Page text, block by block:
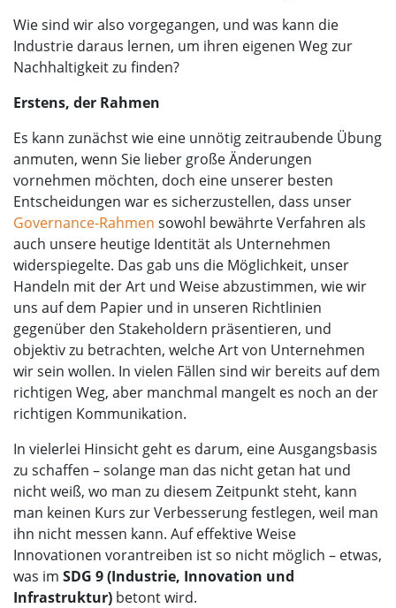
Wie sind wir also vorgegangen, und was kann die
Industrie daraus lernen, um ihren eigenen Weg zur
Nachhaltigkeit zu finden?
Erstens, der Rahmen
Es kann zunächst wie eine unnötig zeitraubende Übung
anmuten, wenn Sie lieber große Änderungen
vornehmen möchten, doch eine unserer besten
Entscheidungen war es sicherzustellen, dass unser
Governance-Rahmen sowohl bewährte Verfahren als
auch unsere heutige Identität als Unternehmen
widerspiegelte. Das gab uns die Möglichkeit, unser
Handeln mit der Art und Weise abzustimmen, wie wir
uns auf dem Papier und in unseren Richtlinien
gegenüber den Stakeholdern präsentieren, und
objektiv zu betrachten, welche Art von Unternehmen
wir sein wollen. In vielen Fällen sind wir bereits auf dem
richtigen Weg, aber manchmal mangelt es noch an der
richtigen Kommunikation.
In vielerlei Hinsicht geht es darum, eine Ausgangsbasis
zu schaffen – solange man das nicht getan hat und
nicht weiß, wo man zu diesem Zeitpunkt steht, kann
man keinen Kurs zur Verbesserung festlegen, weil man
ihn nicht messen kann. Auf effektive Weise
Innovationen vorantreiben ist so nicht möglich – etwas,
was im SDG 9 (Industrie, Innovation und
Infrastruktur) betont wird.